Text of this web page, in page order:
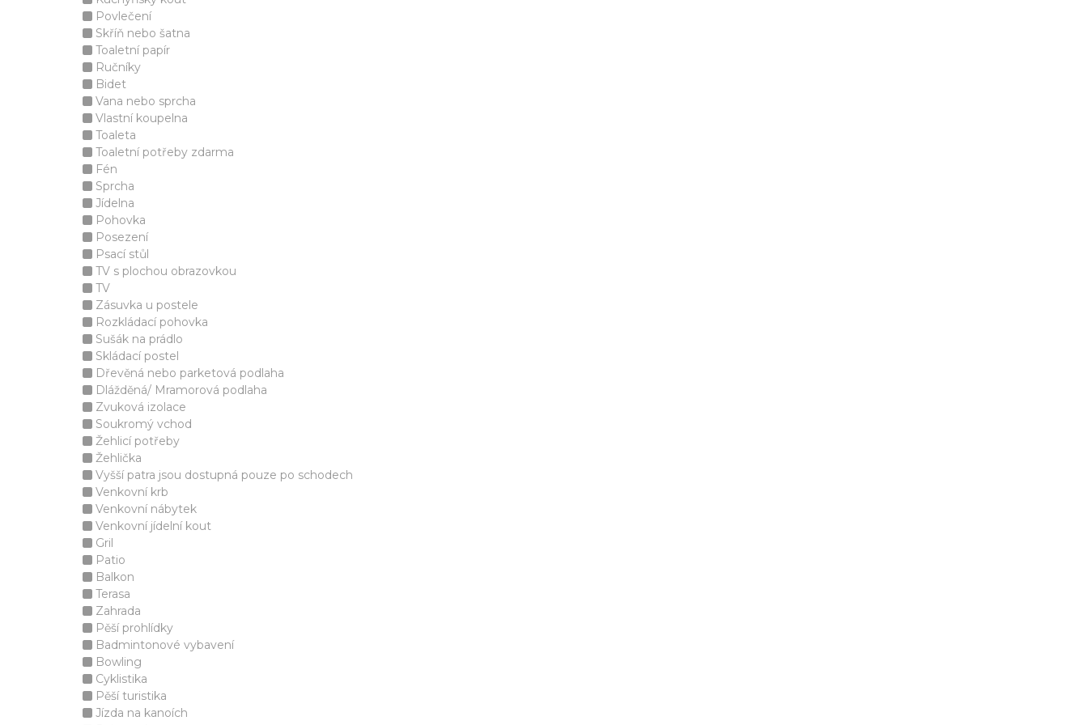
Povlečení
Skříň nebo šatna
Toaletní papír
Ručníky
Bidet
Vana nebo sprcha
Vlastní koupelna
Toaleta
Toaletní potřeby zdarma
Fén
Sprcha
Jídelna
Pohovka
Posezení
Psací stůl
TV s plochou obrazovkou
TV
Zásuvka u postele
Rozkládací pohovka
Sušák na prádlo
Skládací postel
Dřevěná nebo parketová podlaha
Dlážděná/ Mramorová podlaha
Zvuková izolace
Soukromý vchod
Žehlicí potřeby
Žehlička
Vyšší patra jsou dostupná pouze po schodech
Venkovní krb
Venkovní nábytek
Venkovní jídelní kout
Gril
Patio
Balkon
Terasa
Zahrada
Pěší prohlídky
Badmintonové vybavení
Bowling
Cyklistika
Pěší turistika
Jízda na kanoích